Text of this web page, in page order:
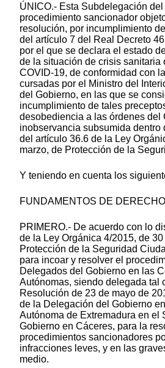
ÚNICO.- Esta Subdelegación
procedimiento sancionador
resolución, por incumplimiento
del artículo 7 del Real Decreto
por el que se declara el estado
de la situación de crisis sanitaria
COVID-19, de conformidad con
cursadas por el Ministro del
del Gobierno, en las que se
incumplimiento de tales
desobediencia a las órdenes del
inobservancia subsumida dentro
del artículo 36.6 de la Ley
marzo, de Protección de la
Y teniendo en cuenta los
FUNDAMENTOS DE DERECHO
PRIMERO.- De acuerdo con lo
de la Ley Orgánica 4/2015, de
Protección de la Seguridad
para incoar y resolver el
Delegados del Gobierno en las
Autónomas, siendo delegada tal
Resolución de 23 de mayo de
de la Delegación del Gobierno
Autónoma de Extremadura en el
Gobierno en Cáceres, para la
procedimientos sancionadores
infracciones leves, y en las
medio.